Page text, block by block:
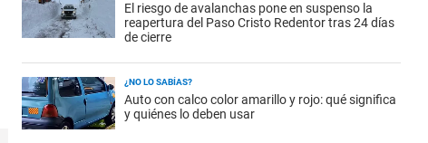
El riesgo de avalanchas pone en suspenso la
reapertura del Paso Cristo Redentor tras 24 días
de cierre
¿NO LO SABÍAS?
Auto con calco color amarillo y rojo: qué significa
y quiénes lo deben usar